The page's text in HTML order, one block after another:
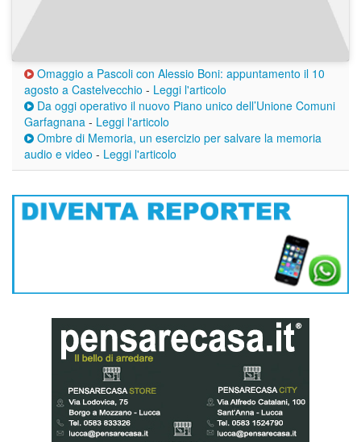
Omaggio a Pascoli con Alessio Boni: appuntamento il 10
agosto a Castelvecchio - Leggi l'articolo
Da oggi operativo il nuovo Piano unico dell’Unione Comuni
Garfagnana - Leggi l'articolo
Ombre di Memoria, un esercizio per salvare la memoria
audio e video - Leggi l'articolo